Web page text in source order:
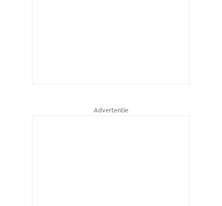
Advertentie